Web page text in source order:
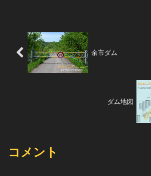
余市ダム
ダム地図
コメント